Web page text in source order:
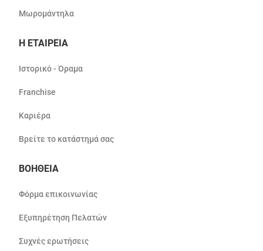
Μωρομάντηλα
Η ΕΤΑΙΡΕΙΑ
Ιστορικό - Όραμα
Franchise
Καριέρα
Βρείτε το κατάστημά σας
ΒΟΗΘΕΙΑ
Φόρμα επικοινωνίας
Εξυπηρέτηση Πελατών
Συχνές ερωτήσεις